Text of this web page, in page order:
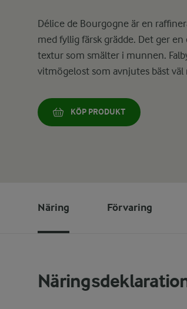
KÖP PRODUKT
Délice de Bourgogne är en
med fyllig färsk grädde. Det ger
textur som smälter i munnen.
vitmögelost som avnjutes bäst
Näring Förvaring